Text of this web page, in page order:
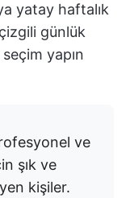
yatay haftalık
günlük
seçim yapın
ve
şık ve
kişiler.